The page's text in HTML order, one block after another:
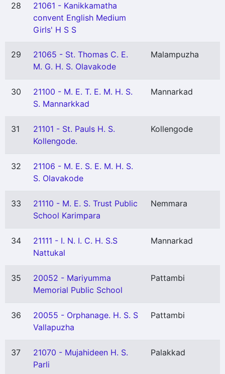
28
21061 - Kanikkamatha
convent English Medium
Girls' H S S
29
21065 - St. Thomas C. E.
M. G. H. S. Olavakode
Malampuzha
30
21100 - M. E. T. E. M. H. S.
S. Mannarkkad
Mannarkad
31
21101 - St. Pauls H. S.
Kollengode.
Kollengode
32
21106 - M. E. S. E. M. H. S.
S. Olavakode
33
21110 - M. E. S. Trust Public
School Karimpara
Nemmara
34
21111 - I. N. I. C. H. S.S
Nattukal
Mannarkad
35
20052 - Mariyumma
Memorial Public School
Pattambi
36
20055 - Orphanage. H. S. S
Vallapuzha
Pattambi
37
21070 - Mujahideen H. S.
Parli
Palakkad